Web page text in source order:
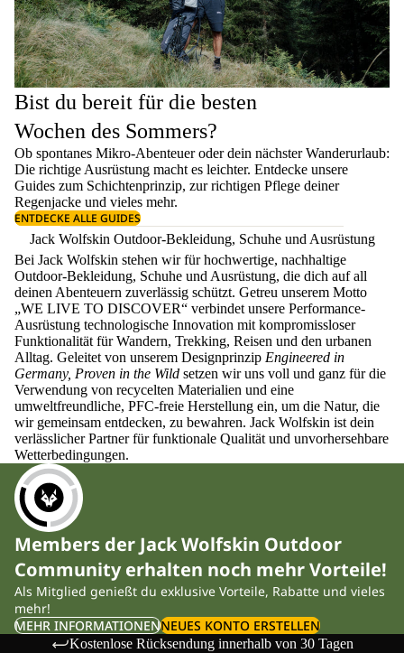
Bist du bereit für die besten
Wochen des Sommers?
Ob spontanes Mikro-Abenteuer oder dein nächster Wanderurlaub:
Die richtige Ausrüstung macht es leichter. Entdecke unsere
Guides zum Schichtenprinzip, zur richtigen Pflege deiner
Regenjacke und vieles mehr.
ENTDECKE ALLE GUIDES
Jack Wolfskin Outdoor-Bekleidung, Schuhe und Ausrüstung
Bei Jack Wolfskin stehen wir für hochwertige, nachhaltige
Outdoor-Bekleidung, Schuhe und Ausrüstung, die dich auf all
deinen Abenteuern zuverlässig schützt. Getreu unserem Motto
„WE LIVE TO DISCOVER“ verbindet unsere Performance-
Ausrüstung technologische Innovation mit kompromissloser
Funktionalität für Wandern, Trekking, Reisen und den urbanen
Alltag. Geleitet von unserem Designprinzip Engineered in
Germany, Proven in the Wild setzen wir uns voll und ganz für die
Verwendung von recycelten Materialien und eine
umweltfreundliche, PFC-freie Herstellung ein, um die Natur, die
wir gemeinsam entdecken, zu bewahren. Jack Wolfskin ist dein
verlässlicher Partner für funktionale Qualität und unvorhersehbare
Wetterbedingungen.
Members der Jack Wolfskin Outdoor
Community erhalten noch mehr Vorteile!
Als Mitglied genießt du exklusive Vorteile, Rabatte und vieles
mehr!
MEHR INFORMATIONENNEUES KONTO ERSTELLEN
Kostenlose Rücksendung innerhalb von 30 Tagen